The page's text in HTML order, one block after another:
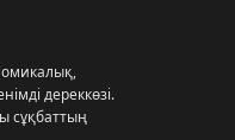
дереккөзі.
сұқбаттың